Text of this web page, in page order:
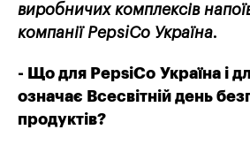
виробничих комплексів
компанії PepsiCo Україна.
- Що для PepsiCo Україна і
означає Всесвітній день
продуктів?